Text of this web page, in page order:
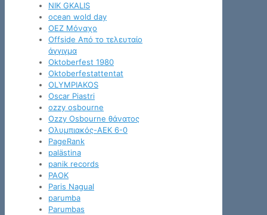
NIK GKALIS
ocean wold day
OEZ Μόναχο
Offside Από το τελευταίο
άγγιγμα
Oktoberfest 1980
Oktoberfestattentat
OLYMPIAKOS
Oscar Piastri
ozzy osbourne
Ozzy Osbourne θάνατος
Oλυμπιακός-ΑΕΚ 6-0
PageRank
palästina
panik records
PAOK
Paris Nagual
parumba
Parumbas